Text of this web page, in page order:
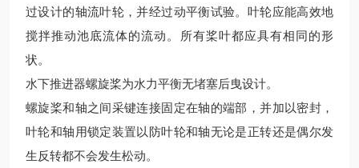
过设计的轴流叶轮，并经过动平衡试验。叶轮应能高效地
搅拌推动池底流体的流动。所有桨叶都应具有相同的形
状。
水下推进器螺旋桨为水力平衡无堵塞后曳设计。
螺旋桨和轴之间采键连接固定在轴的端部，并加以密封，
叶轮和轴用锁定装置以防叶轮和轴无论是正转还是偶尔发
生反转都不会发生松动。